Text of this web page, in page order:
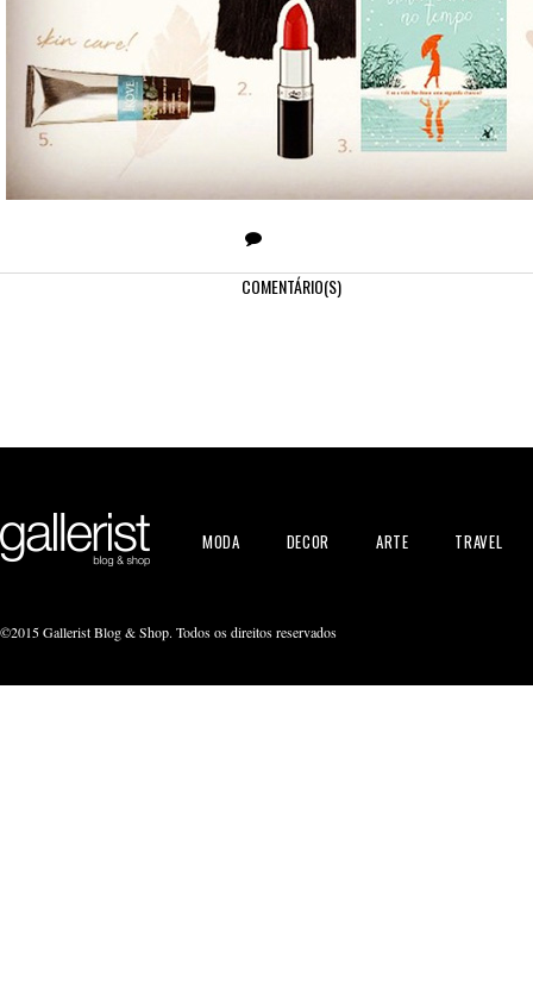
COMENTÁRIO(S)
MODA DECOR ARTE TRAVEL
©2015 Gallerist Blog & Shop. Todos os direitos reservados